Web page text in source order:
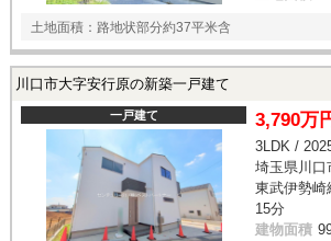
土地面積：路地状部分約37平米含
川口市大字安行原の新築一戸建て
一戸建て 3,790万
3LDK /
埼玉県川口
東武伊勢崎
15分
建物面積